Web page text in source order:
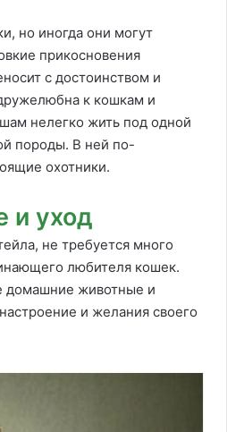
но иногда они могут
прикосновения
с достоинством и
к кошкам и
нелегко жить под одной
породы. В ней по-
охотники.
и уход
не требуется много
любителя кошек.
животные и
и желания своего